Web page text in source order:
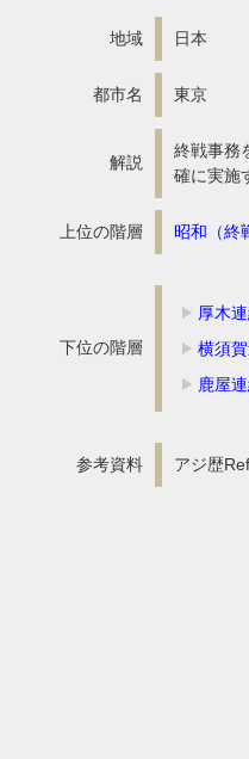
地域 日本
都市名 東京
解説
終戦事務
確に実施
上位の階層 昭和（終
下位の階層
厚木
横須
鹿屋
参考資料 アジ歴